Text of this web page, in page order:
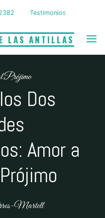
LAS ANTILLAS
Testimonios
Prójimo
Dos
Amor a
Martell